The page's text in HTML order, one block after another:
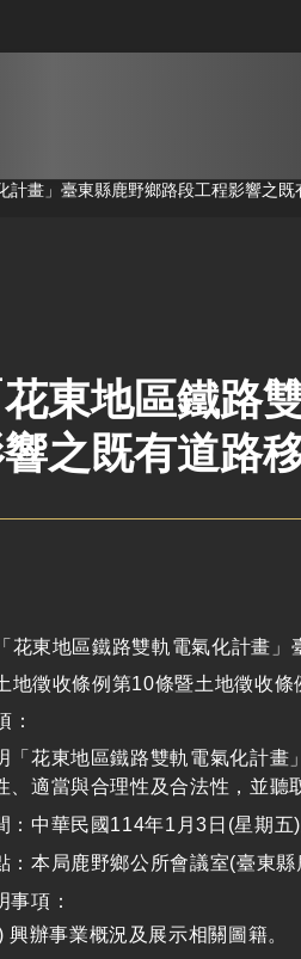
計畫」臺東縣鹿野鄉路段工程影響之
花東地區鐵路
之既有道路
花東地區鐵路雙軌電氣化計畫」
地徵收條例第10條暨土地徵收條
：
「花東地區鐵路雙軌電氣化計畫
、適當與合理性及合法性，並聽
：中華民國114年1月3日(星期五)
：本局鹿野鄉公所會議室(臺東
事項：
興辦事業概況及展示相關圖籍。